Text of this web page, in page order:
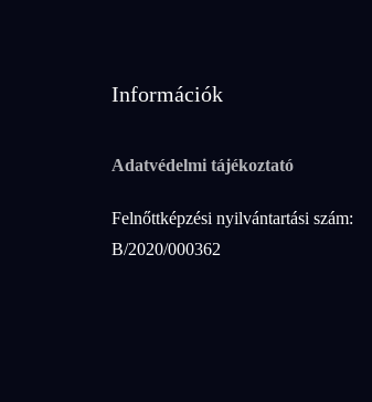
Információk
Adatvédelmi tájékoztató
Felnőttképzési nyilvántartási szám:
B/2020/000362